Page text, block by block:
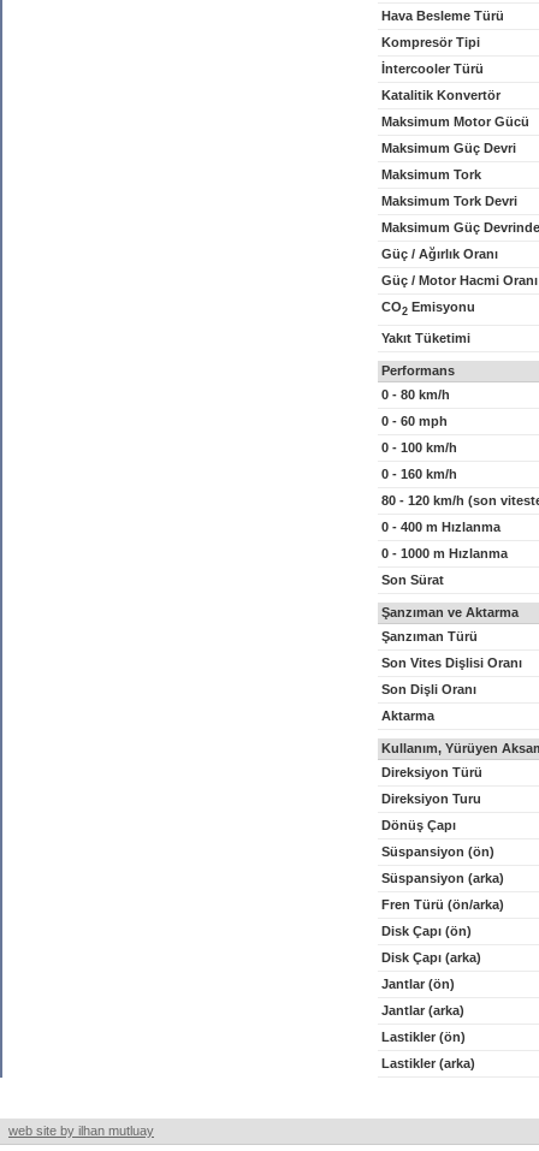
Hava Besleme Türü
Kompresör Tipi
İntercooler Türü
Katalitik Konvertör
Maksimum Motor Gücü
Maksimum Güç Devri
Maksimum Tork
Maksimum Tork Devri
Maksimum Güç
Güç / Ağırlık Oranı
Güç / Motor Hacmi Oranı
CO2 Emisyonu
Yakıt Tüketimi
Performans
0 - 80 km/h
0 - 60 mph
0 - 100 km/h
0 - 160 km/h
80 - 120 km/h (son
0 - 400 m Hızlanma
0 - 1000 m Hızlanma
Son Sürat
Şanzıman ve Aktarma
Şanzıman Türü
Son Vites Dişlisi Oranı
Son Dişli Oranı
Aktarma
Kullanım, Yürüyen
Direksiyon Türü
Direksiyon Turu
Dönüş Çapı
Süspansiyon (ön)
Süspansiyon (arka)
Fren Türü (ön/arka)
Disk Çapı (ön)
Disk Çapı (arka)
Jantlar (ön)
Jantlar (arka)
Lastikler (ön)
Lastikler (arka)
web site by ilhan mutluay